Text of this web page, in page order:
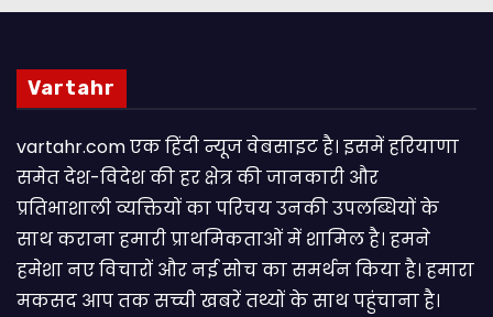
Vartahr
vartahr.com एक हिंदी न्यूज वेबसाइट है। इसमें हरियाणा
समेत देश-विदेश की हर क्षेत्र की जानकारी और
प्रतिभाशाली व्यक्तियों का परिचय उनकी उपलब्धियों के
साथ कराना हमारी प्राथमिकताओं में शामिल है। हमने
हमेशा नए विचारों और नई सोच का समर्थन किया है। हमारा
मकसद आप तक सच्ची खबरें तथ्यों के साथ पहुंचाना है।